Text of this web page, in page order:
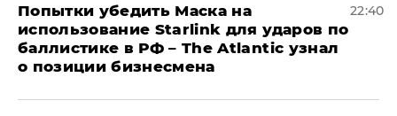
Попытки убедить Маска на
использование Starlink для ударов по
баллистике в РФ – The Atlantic узнал
о позиции бизнесмена
22:40